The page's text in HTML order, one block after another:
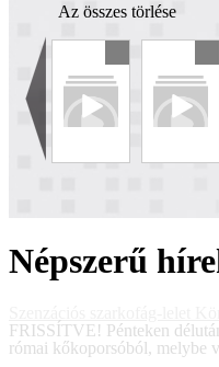
Az összes törlése
Népszerű
FRISSÍTVE! Pénteken
római kőkoporsóból, melybe